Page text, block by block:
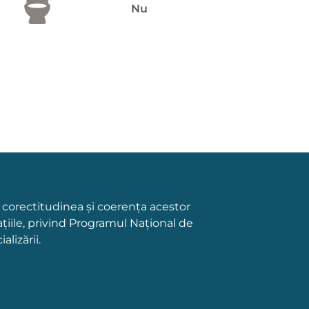
Nu
și coerența acestor
privind Programul Național de